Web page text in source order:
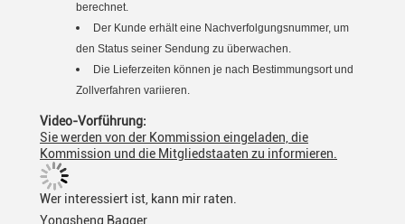
berechnet.
Der Kunde erhält eine Nachverfolgungsnummer, um
den Status seiner Sendung zu überwachen.
Die Lieferzeiten können je nach Bestimmungsort und
Zollverfahren variieren.
Video-Vorführung:
Sie werden von der Kommission eingeladen, die
Kommission und die Mitgliedstaaten zu informieren.
Wer interessiert ist, kann mir raten.
Yongsheng Bagger